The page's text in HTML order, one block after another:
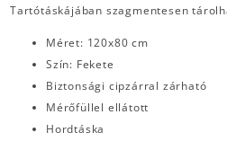
Tartótáskájában szagmentesen
Méret: 120x80 cm
Szín: Fekete
Biztonsági cipzárral zárható
Mérőfüllel ellátott
Hordtáska